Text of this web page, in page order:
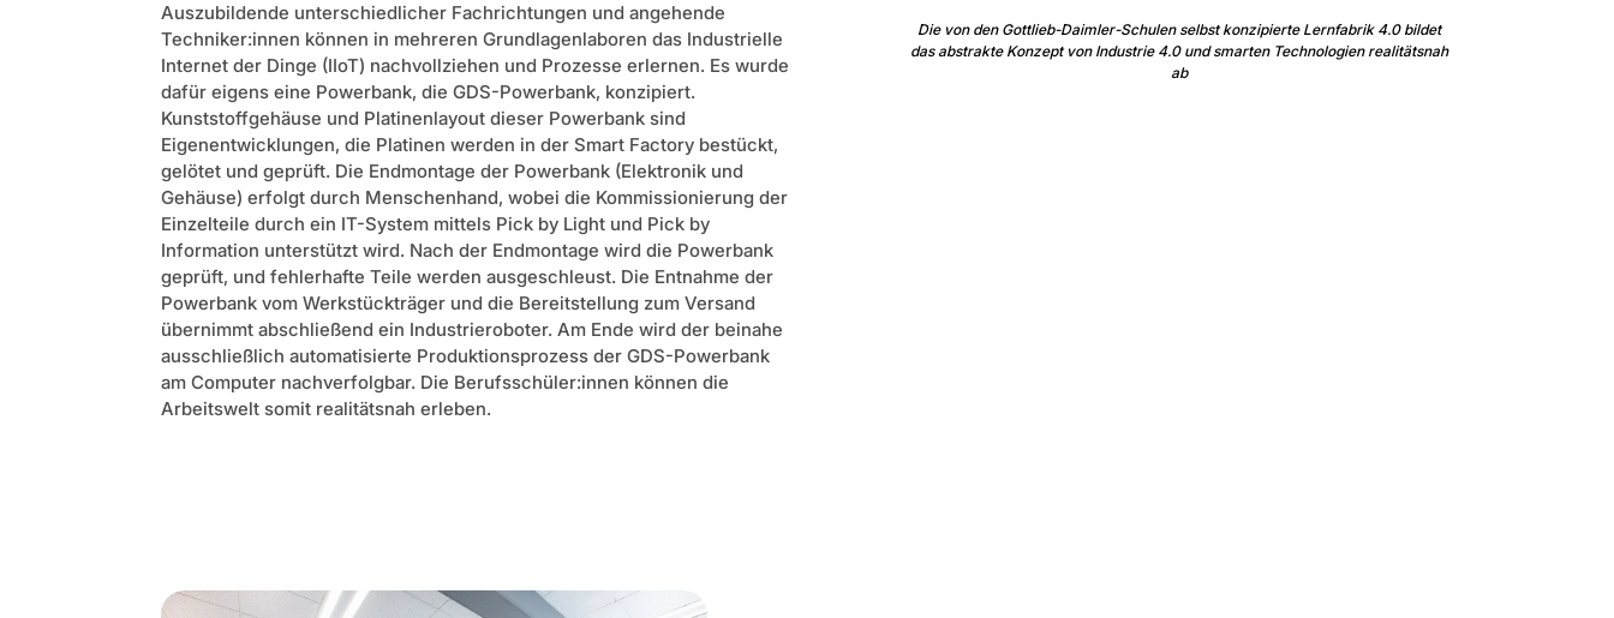
Auszubildende unterschiedlicher Fachrichtungen und angehende
Techniker:innen können in mehreren Grundlagenlaboren das Industrielle
Internet der Dinge (IIoT) nachvollziehen und Prozesse erlernen. Es wurde
dafür eigens eine Powerbank, die GDS-Powerbank, konzipiert.
Kunststoffgehäuse und Platinenlayout dieser Powerbank sind
Eigenentwicklungen, die Platinen werden in der Smart Factory bestückt,
gelötet und geprüft. Die Endmontage der Powerbank (Elektronik und
Gehäuse) erfolgt durch Menschenhand, wobei die Kommissionierung der
Einzelteile durch ein IT-System mittels Pick by Light und Pick by
Information unterstützt wird. Nach der Endmontage wird die Powerbank
geprüft, und fehlerhafte Teile werden ausgeschleust. Die Entnahme der
Powerbank vom Werkstückträger und die Bereitstellung zum Versand
übernimmt abschließend ein Industrieroboter. Am Ende wird der beinahe
ausschließlich automatisierte Produktionsprozess der GDS-Powerbank
am Computer nachverfolgbar. Die Berufsschüler:innen können die
Arbeitswelt somit realitätsnah erleben.
Die von den Gottlieb-Daimler-Schulen selbst konzipierte Lernfabrik 4.0 bildet
das abstrakte Konzept von Industrie 4.0 und smarten Technologien realitätsnah
ab